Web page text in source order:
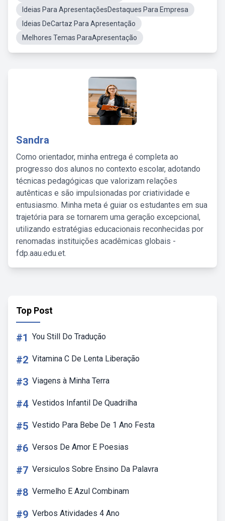
Ideias Para ApresentaçõesDestaques Para Empresa
Ideias DeCartaz Para Apresentação
Melhores Temas ParaApresentação
Sandra
Como orientador, minha entrega é completa ao
progresso dos alunos no contexto escolar, adotando
técnicas pedagógicas que valorizam relações
autênticas e são impulsionadas por criatividade e
entusiasmo. Minha meta é guiar os estudantes em sua
trajetória para se tornarem uma geração excepcional,
utilizando estratégias educacionais reconhecidas por
renomadas instituições acadêmicas globais -
fdp.aau.edu.et.
Top Post
#1 You Still Do Tradução
#2 Vitamina C De Lenta Liberação
#3 Viagens à Minha Terra
#4 Vestidos Infantil De Quadrilha
#5 Vestido Para Bebe De 1 Ano Festa
#6 Versos De Amor E Poesias
#7 Versiculos Sobre Ensino Da Palavra
#8 Vermelho E Azul Combinam
#9 Verbos Atividades 4 Ano